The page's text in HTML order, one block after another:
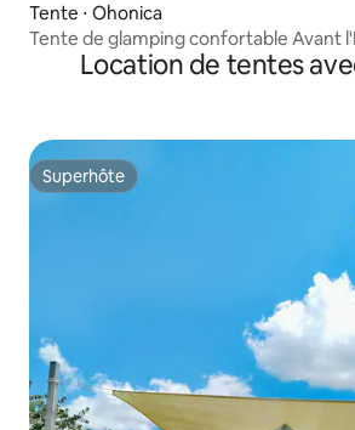
Tente ⋅ Ohonica
Tente de glamping confortable Avant
Location de tentes
Superhôte
Superhôte